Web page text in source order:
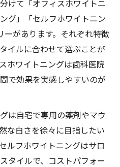
けて「オフィスホワイトニ
グ」「セルフホワイトニン
があります。それぞれ特徴
イルに合わせて選ぶことが
ホワイトニングは歯科医院
で効果を実感しやすいのが
は自宅で専用の薬剤やマウ
な白さを徐々に目指したい
ルフホワイトニングはサロ
タイルで、コストパフォー